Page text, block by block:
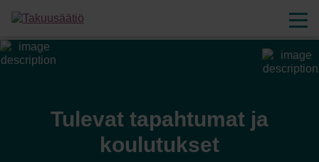
Tulevat tapahtumat ja
koulutukset